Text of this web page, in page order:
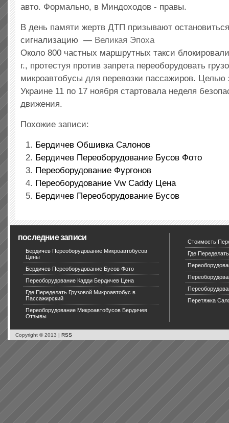
авто. Формально, в Миндоходов - правы.
В день памяти жертв ДТП призывают
сигнализацию — Великая Эпоха
Около 800 частных маршрутных такси
г., протестуя против запрета переоборудовать
микроавтобусы для перевозки пассажиров. Целью
Украине 11 по 17 ноября стартовала неделя
движения.
Похожие записи:
Бердичев Обшивка Салонов
Бердичев Переоборудование Бусов Фото
Переоборудование Фургонов
Переоборудование Vw Caddy Цена
Бердичев Переоборудование Бусов
последние записи
Бердичев Переоборудование Микроавтобусов
Цены
Бердичев Переоборудование Бусов Фото
Переоборудование Кадди Бердичев Цена
Где Переделать Грузовой Микроавтобус в
Пассажирский
Переоборудование Микроавтобусов Бердичев
Отзывы
Стоимость
Где
Перетяжка
Copyright © 2013 | RSS